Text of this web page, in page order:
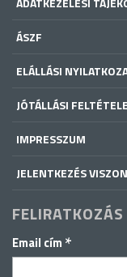
ÁSZF
ELÁLLÁSI
JÓTÁLLÁSI
IMPRESSZUM
JELENTKEZÉS
Email cím *